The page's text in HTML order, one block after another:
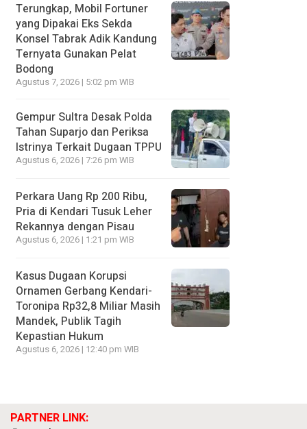
Terungkap, Mobil Fortuner
yang Dipakai Eks Sekda
Konsel Tabrak Adik Kandung
Ternyata Gunakan Pelat
Bodong
Agustus 7, 2026 | 5:02 pm WIB
Gempur Sultra Desak Polda
Tahan Suparjo dan Periksa
Istrinya Terkait Dugaan TPPU
Agustus 6, 2026 | 7:26 pm WIB
Perkara Uang Rp 200 Ribu,
Pria di Kendari Tusuk Leher
Rekannya dengan Pisau
Agustus 6, 2026 | 1:21 pm WIB
Kasus Dugaan Korupsi
Ornamen Gerbang Kendari-
Toronipa Rp32,8 Miliar Masih
Mandek, Publik Tagih
Kepastian Hukum
Agustus 6, 2026 | 12:40 pm WIB
PARTNER LINK: